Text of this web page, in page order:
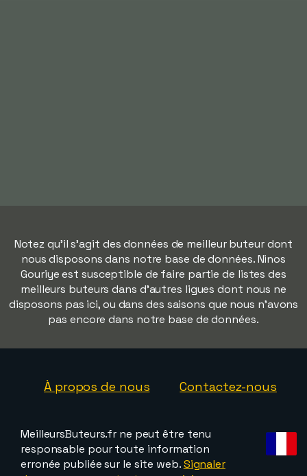
Notez qu'il s'agit des données de meilleur buteur dont
nous disposons dans notre base de données. Ninos
Gouriye est susceptible de faire partie de listes des
meilleurs buteurs dans d'autres ligues dont nous ne
disposons pas ici, ou dans des saisons que nous n'avons
pas encore dans notre base de données.
À propos de nous Contactez-nous
MeilleursButeurs.fr ne peut être tenu
responsable pour toute information
erronée publiée sur le site web.Signaler